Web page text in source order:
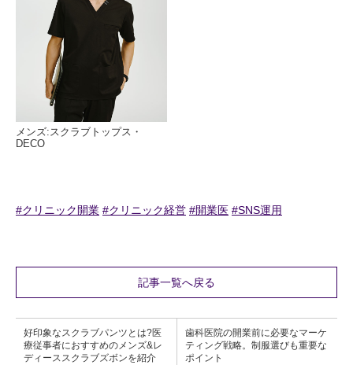
メンズ:スクラブトップス・
DECO
#クリニック開業 #クリニック経営 #開業医 #SNS運用
記事一覧へ戻る
好印象なスクラブパンツとは?医
療従事者におすすめのメンズ&レ
ディーススクラブズボンを紹介
歯科医院の開業前に必要なマーケ
ティング戦略。制服選びも重要な
ポイント